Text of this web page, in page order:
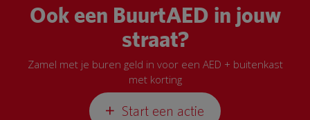
Ook een BuurtAED in jouw
straat?
Zamel met je buren geld in voor een AED + buitenkast
met korting
Start een actie